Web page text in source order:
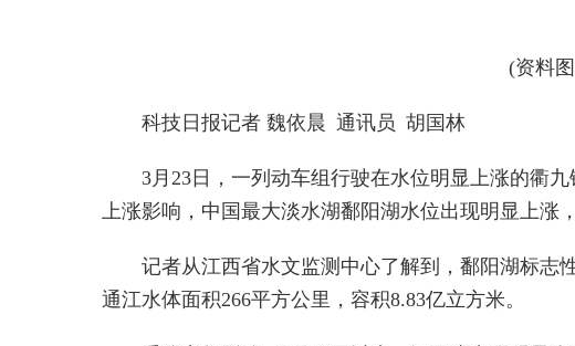
(资料
科技日报记者 魏依晨 通讯员 胡国林
3月23日，一列动车组行驶在水位明显上涨的衢
上涨影响，中国最大淡水湖鄱阳湖水位出现明显上涨
记者从江西省水文监测中心了解到，鄱阳湖标志
通江水体面积266平方公里，容积8.83亿立方米。